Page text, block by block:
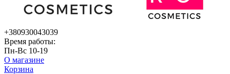
+380930043039
Время работы:
Пн-Вс 10-19
О магазине
Корзина